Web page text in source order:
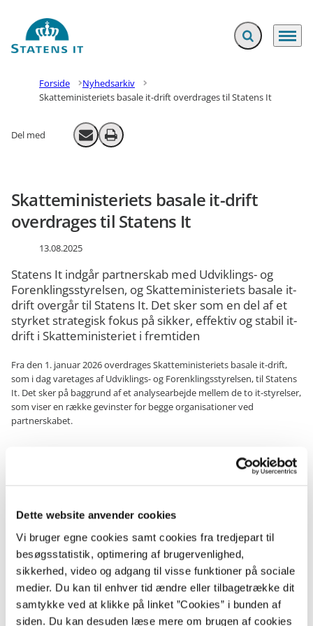
Dette website anvender cookies
Vi bruger egne cookies samt cookies fra tredjepart til
besøgsstatistik, optimering af brugervenlighed,
sikkerhed, video og adgang til visse funktioner på sociale
medier. Du kan til enhver tid ændre eller tilbagetrække dit
samtykke ved at klikke på linket ”Cookies” i bunden af
siden. Du kan desuden læse mere om brugen af cookies
Gå til forsiden Fold søgefelt ud
Menu
Forside
Nyhedsarkiv
Skatteministeriets basale it-drift overdrages til Statens It
Del med Send email
Print
Skatteministeriets basale it-drift
overdrages til Statens It
13.08.2025
Statens It indgår partnerskab med Udviklings- og
Forenklingsstyrelsen, og Skatteministeriets basale it-
drift overgår til Statens It. Det sker som en del af et
styrket strategisk fokus på sikker, effektiv og stabil it-
drift i Skatteministeriet i fremtiden
Fra den 1. januar 2026 overdrages Skatteministeriets basale it-drift,
som i dag varetages af Udviklings- og Forenklingsstyrelsen, til Statens
It. Det sker på baggrund af et analysearbejde mellem de to it-styrelser,
som viser en række gevinster for begge organisationer ved
partnerskabet.
strategiske pejlemærker for it-driften i Udviklings- og
transparens og bedre anvendelse af markedet.
Med overdragelsen får Statens It 15.000 nye brugere og bliver dermed
leverandør af it-drift og -services til i alt ca. 60.000 brugere.
De konkrete opgaver overdrages ved en ressortændring fra
Skatteministeriet til Finansministeriet ved en kongelig resolution pr. 1.